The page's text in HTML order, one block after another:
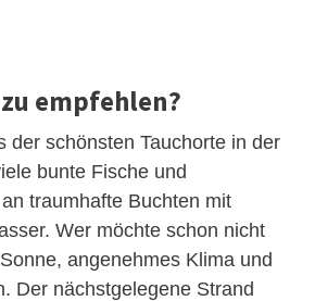
empfehlen?
der schönsten Tauchorte in der
bunte Fische und
traumhafte Buchten mit
Wer möchte schon nicht
angenehmes Klima und
Der nächstgelegene Strand